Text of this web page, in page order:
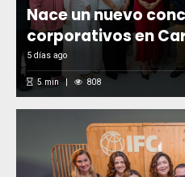
Nace un nuevo
corporativos en
5 días ago
5min 808